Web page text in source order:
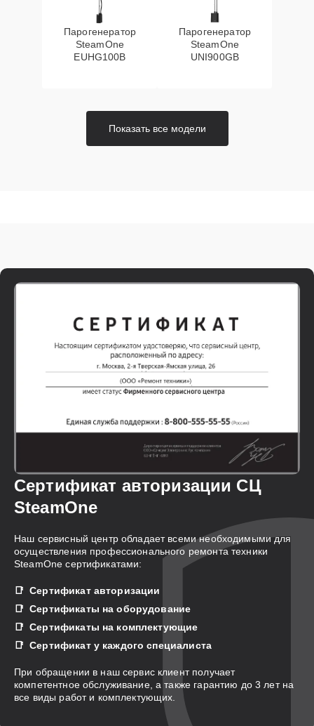
Парогенератор
SteamOne
EUHG100B
Парогенератор
SteamOne
UNI900GB
Показать все модели
Сертификат авторизации СЦ
SteamOne
Наш сервисный центр обладает всеми необходимыми для
осуществления профессионального ремонта техники
SteamOne сертификатами:
Сертификат авторизации
Сертификаты на оборудование
Сертификаты на комплектующие
Сертификат у каждого специалиста
При обращении в наш сервис клиент получает
компетентное обслуживание, а также гарантию до 3 лет на
все виды работ и комплектующих.